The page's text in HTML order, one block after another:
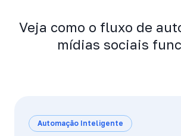
Veja como o fluxo de
mídias sociais
Automação Inteligente